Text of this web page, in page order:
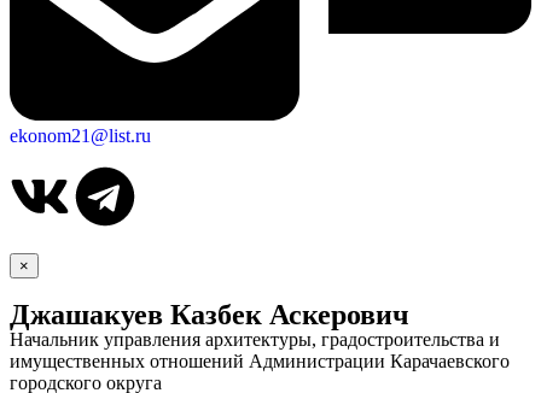
ekonom21@list.ru
×
Джашакуев Казбек Аскерович
Начальник управления архитектуры, градостроительства и
имущественных отношений Администрации Карачаевского
городского округа